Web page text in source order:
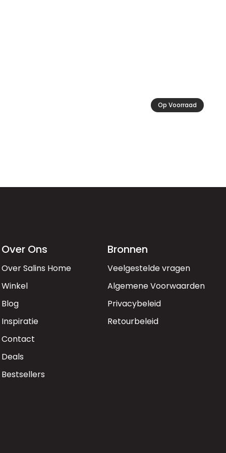
Op Voorraad
Over Ons
Over Salins Home
Winkel
Blog
Inspiratie
Contact
Deals
Bestsellers
Bronnen
Veelgestelde vragen
Algemene Voorwaarden
Privacybeleid
Retourbeleid